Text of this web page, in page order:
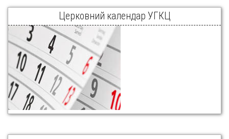
Церковний календар УГКЦ